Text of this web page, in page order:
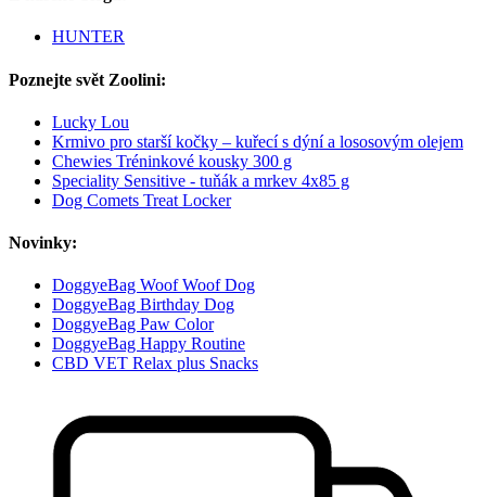
HUNTER
Poznejte svět Zoolini:
Lucky Lou
Krmivo pro starší kočky – kuřecí s dýní a lososovým olejem
Chewies Tréninkové kousky 300 g
Speciality Sensitive - tuňák a mrkev 4x85 g
Dog Comets Treat Locker
Novinky:
DoggyeBag Woof Woof Dog
DoggyeBag Birthday Dog
DoggyeBag Paw Color
DoggyeBag Happy Routine
CBD VET Relax plus Snacks